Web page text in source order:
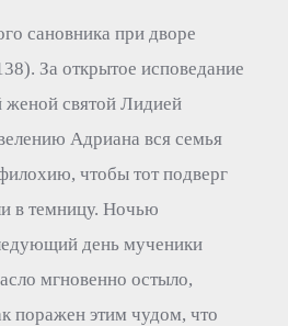
сановника при дворе
За открытое исповедание
женой святой Лидией
Адриана вся семья
чтобы тот подверг
в темницу. Ночью
день мученики
мгновенно остыло,
поражен этим чудом, что